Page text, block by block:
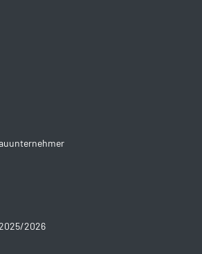
2026